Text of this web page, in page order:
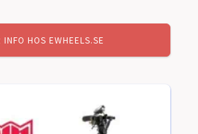
INFO HOS EWHEELS.SE